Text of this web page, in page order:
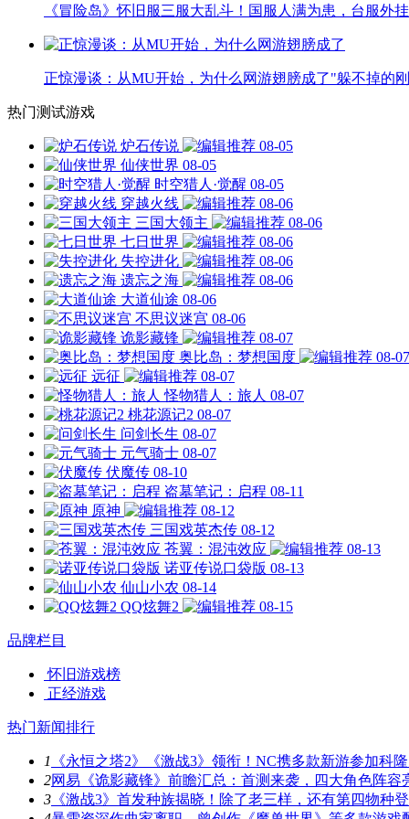
《冒险岛》怀旧服三服大乱斗！国服人满为患，台服外
正惊漫谈：从MU开始，为什么网游翅膀成了"躲不掉的
热门测试游戏
炉石传说
08-05
仙侠世界 08-05
时空猎人·觉醒 08-05
穿越火线
08-06
三国大领主
08-06
七日世界
08-06
失控进化
08-06
遗忘之海
08-06
大道仙途 08-06
不思议迷宫 08-06
诡影藏锋
08-07
奥比岛：梦想国度
08-07
远征
08-07
怪物猎人：旅人 08-07
桃花源记2 08-07
问剑长生 08-07
元气骑士 08-07
伏魔传 08-10
盗墓笔记：启程 08-11
原神
08-12
三国戏英杰传 08-12
苍翼：混沌效应
08-13
诺亚传说口袋版 08-13
仙山小农 08-14
QQ炫舞2
08-15
品牌栏目
怀旧游戏榜
正经游戏
热门新闻排行
1
《永恒之塔2》《激战3》领衔！NC携多款新游参加科
2网易《诡影藏锋》前瞻汇总：首测来袭，四大角色阵容
3 《激战3》首发种族揭晓！除了老三样，还有第四物种